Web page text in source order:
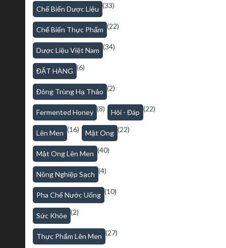
Chế Biến Dược Liệu (33)
Chế Biến Thực Phẩm (22)
Dược Liệu Việt Nam (34)
ĐẶT HÀNG (6)
Đông Trùng Hạ Thảo (2)
Fermented Honey (8) Hỏi - Đáp (22)
Lên Men (16) Mật Ong (22)
Mật Ong Lên Men (40)
Nông Nghiệp Sạch (4)
Pha Chế Nước Uống (10)
Sức Khỏe (2)
Thực Phẩm Lên Men (27)